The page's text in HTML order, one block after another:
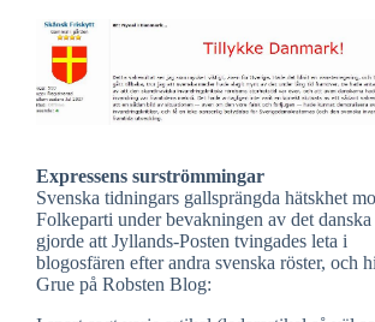
Expressens surströmmingar
Svenska tidningars gallsprängda hätskhet
Folkeparti under bevakningen av det
gjorde att Jyllands-Posten tvingades leta i
blogosfären efter andra svenska röster, och
Grue på Robsten Blog: